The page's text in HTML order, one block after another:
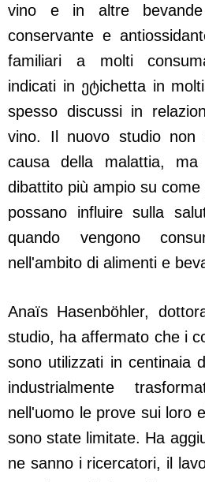
vino e in altre bevande
conservante e
familiari a molti
indicati in ეტichetta in
spesso discussi in
vino. Il nuovo studio non
causa della malattia,
dibattito più ampio su
possano influire sulla
quando vengono
nell'ambito di alimenti e
Anaïs Hasenböhler,
studio, ha affermato che i
sono utilizzati in centinaia
industrialmente
nell'uomo le prove sui loro
sono state limitate. Ha
ne sanno i ricercatori, il